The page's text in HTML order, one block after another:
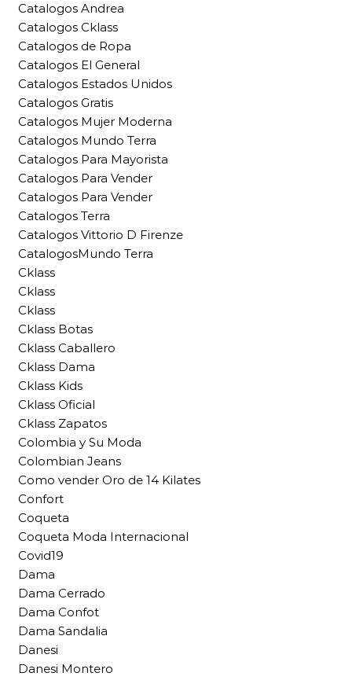
Catalogos Andrea
Catalogos Cklass
Catalogos de Ropa
Catalogos El General
Catalogos Estados Unidos
Catalogos Gratis
Catalogos Mujer Moderna
Catalogos Mundo Terra
Catalogos Para Mayorista
Catalogos Para Vender
Catalogos Para Vender
Catalogos Terra
Catalogos Vittorio D Firenze
CatalogosMundo Terra
Cklass
Cklass
Cklass
Cklass Botas
Cklass Caballero
Cklass Dama
Cklass Kids
Cklass Oficial
Cklass Zapatos
Colombia y Su Moda
Colombian Jeans
Como vender Oro de 14 Kilates
Confort
Coqueta
Coqueta Moda Internacional
Covid19
Dama
Dama Cerrado
Dama Confot
Dama Sandalia
Danesi
Danesi Montero